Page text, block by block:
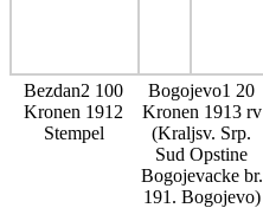
Bezdan2 100
Kronen 1912
Stempel
Bogojevo1 20
Kronen 1913 rv
(Kraljsv. Srp.
Sud Opstine
Bogojevacke br.
191. Bogojevo)